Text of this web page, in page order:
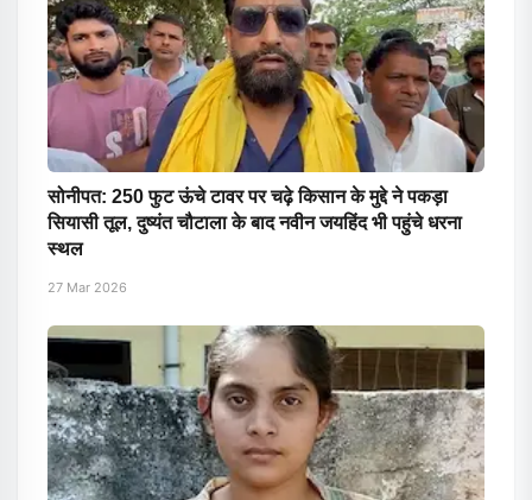
सोनीपत: 250 फुट ऊंचे टावर पर चढ़े किसान के मुद्दे ने पकड़ा
सियासी तूल, दुष्यंत चौटाला के बाद नवीन जयहिंद भी पहुंचे धरना
स्थल
27 Mar 2026